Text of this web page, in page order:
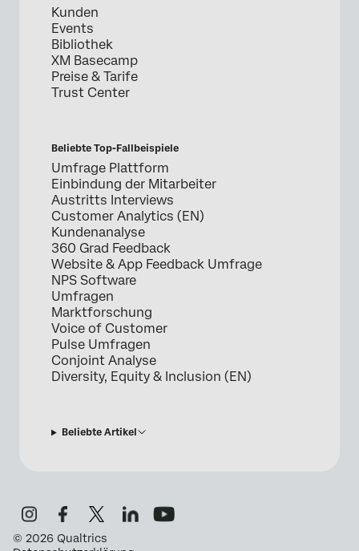
Kunden
Events
Bibliothek
XM Basecamp
Preise & Tarife
Trust Center
Beliebte Top-Fallbeispiele
Umfrage Plattform
Einbindung der Mitarbeiter
Austritts Interviews
Customer Analytics (EN)
Kundenanalyse
360 Grad Feedback
Website & App Feedback Umfrage
NPS Software
Umfragen
Marktforschung
Voice of Customer
Pulse Umfragen
Conjoint Analyse
Diversity, Equity & Inclusion (EN)
Beliebte Artikel
© 2026 Qualtrics